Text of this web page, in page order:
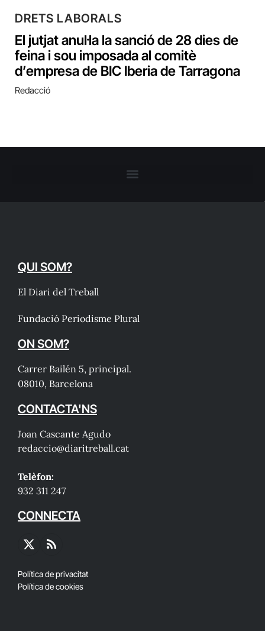
DRETS LABORALS
El jutjat anul·la la sanció de 28 dies de
feina i sou imposada al comitè
d’empresa de BIC Iberia de Tarragona
Redacció
QUI SOM?
El Diari del Treball
Fundació Periodisme Plural
ON SOM?
Carrer Bailén 5, principal.
08010, Barcelona
CONTACTA'NS
Joan Cascante Agudo
redaccio@diaritreball.cat
Telèfon:
932 311 247
CONNECTA
X
RSS
Política de privacitat
Política de cookies